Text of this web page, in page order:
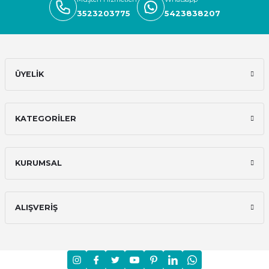
3523203775 5423838207
ÜYELİK
KATEGORİLER
KURUMSAL
ALIŞVERİŞ